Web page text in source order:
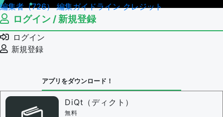
編集者（726）編集ガイドラインクレジット
ログイン / 新規登録
ログイン
新規登録
アプリをダウンロード！
DiQt（ディクト）
無料